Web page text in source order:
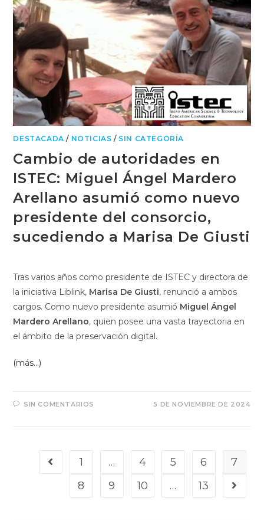
DESTACADA / NOTICIAS / SIN CATEGORÍA
Cambio de autoridades en
ISTEC: Miguel Ángel Mardero
Arellano asumió como nuevo
presidente del consorcio,
sucediendo a Marisa De Giusti
Tras varios años como presidente de ISTEC y directora de
la iniciativa Liblink, Marisa De Giusti, renunció a ambos
cargos. Como nuevo presidente asumió Miguel Ángel
Mardero Arellano, quien posee una vasta trayectoria en
el ámbito de la preservación digital.
(más…)
SIN COMENTARIOS 5 DE NOVIEMBRE DE 2024
1 … 4 5 6
7
8
9 10 … 13